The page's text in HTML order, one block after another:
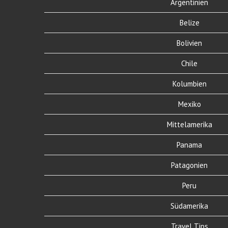
Argentinien
Belize
Bolivien
Chile
Kolumbien
Mexiko
Mittelamerika
Panama
Patagonien
Peru
Südamerika